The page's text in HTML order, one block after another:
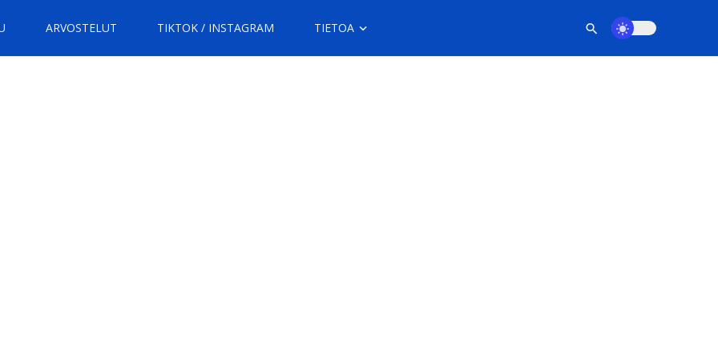
ARVOSTELUT TIKTOK / INSTAGRAM TIETOA